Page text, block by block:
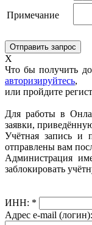
Примечание
X
Что бы получить
авторизируйтесь,
или пройдите
Для работы в
заявки,
Учётная запись и
отправлены вам
Администрация
заблокировать
ИНН: *
Адрес e-mail (логин):